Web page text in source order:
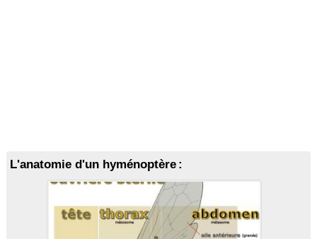
L'anatomie d'un hyménoptère :